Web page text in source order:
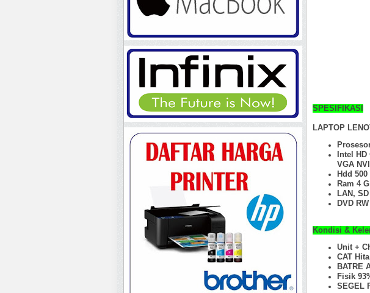
SPESIFIKASI
LAPTOP
Intel HD
VGA
Hdd 500
Ram 4
LAN,
DVD RW
Kondisi &
Unit +
CAT
BATRE
Fisik
SEGEL